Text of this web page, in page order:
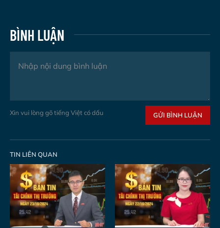
BÌNH LUẬN
Xin vui lòng gõ tiếng Việt có dấu GỬI BÌNH LUẬN
TIN LIÊN QUAN